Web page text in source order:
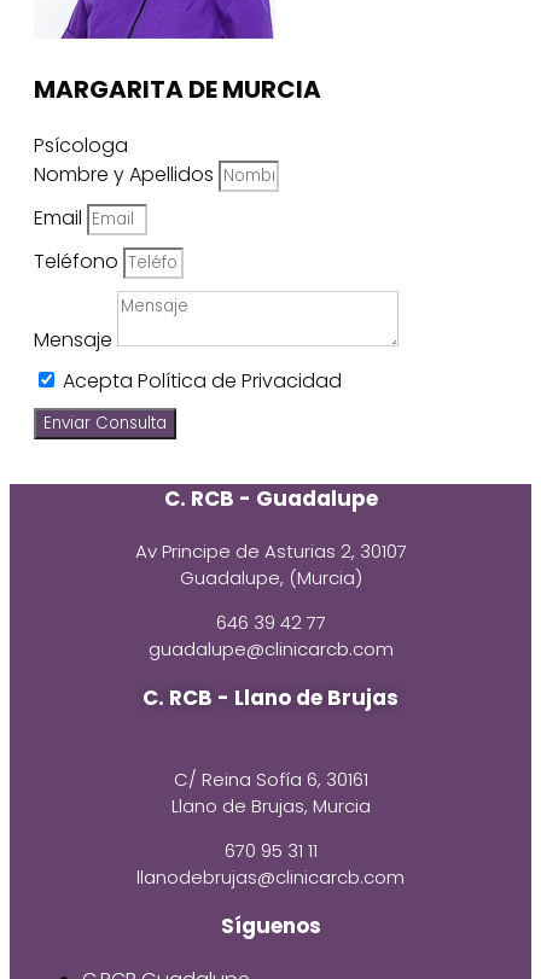
MARGARITA DE MURCIA
Psícologa
Nombre y Apellidos
Email
Teléfono
Mensaje
Acepta Política de Privacidad
Enviar Consulta
C. RCB - Guadalupe
Av Principe de Asturias 2, 30107
Guadalupe, (Murcia)
646 39 42 77
guadalupe@clinicarcb.com
C. RCB - Llano de Brujas
C/ Reina Sofía 6, 30161
Llano de Brujas, Murcia
670 95 31 11
llanodebrujas@clinicarcb.com
Síguenos